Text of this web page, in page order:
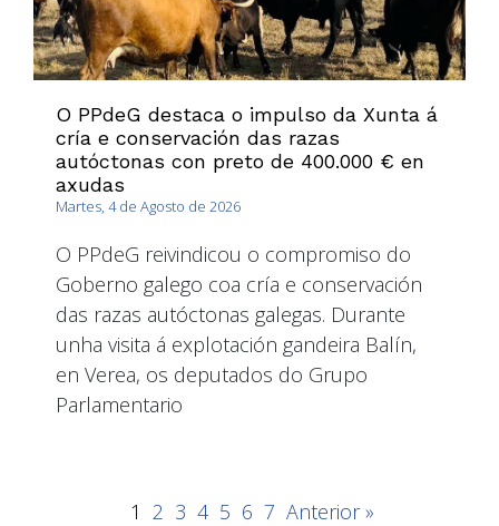
O PPdeG destaca o impulso da Xunta á
cría e conservación das razas
autóctonas con preto de 400.000 € en
axudas
Martes, 4 de Agosto de 2026
O PPdeG reivindicou o compromiso do
Goberno galego coa cría e conservación
das razas autóctonas galegas. Durante
unha visita á explotación gandeira Balín,
en Verea, os deputados do Grupo
Parlamentario
1 2 3 4 5 6 7 Anterior »